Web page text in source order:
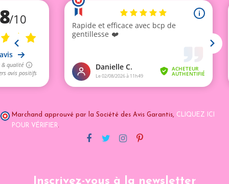
Marchand approuvé par la Société des Avis Garantis, CLIQUEZ ICI
POUR VÉRIFIER.
Inscrivez-vous à la newsletter